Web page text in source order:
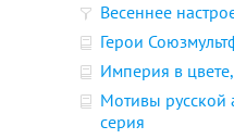
Весеннее
Герои
Империя в
Мотивы русской
серия